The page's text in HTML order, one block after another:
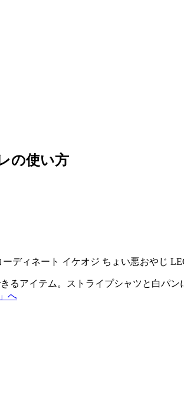
の使い方
るアイテム。ストライプシャツと白パ
へ